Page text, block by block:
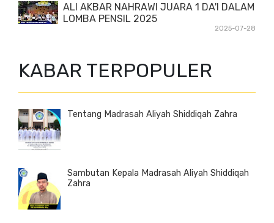
ALI AKBAR NAHRAWI JUARA 1 DA'I DALAM
LOMBA PENSIL 2025
2025-07-28
KABAR TERPOPULER
Tentang Madrasah Aliyah Shiddiqah Zahra
Sambutan Kepala Madrasah Aliyah Shiddiqah
Zahra